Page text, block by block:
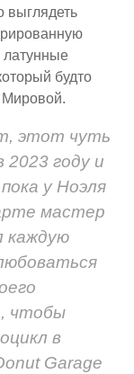
выглядеть
латунные
будто
Мировой.
этот чуть
2023 году и
у Ноэля
мастер
каждую
чтобы
в
Garage